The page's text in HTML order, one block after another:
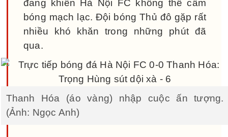
đang khiến Hà Nội FC không thể cầm
bóng mạch lạc. Đội bóng Thủ đô gặp rất
nhiều khó khăn trong những phút đã
qua.
Thanh Hóa (áo vàng) nhập cuộc ấn tượng.
(Ảnh: Ngọc Anh)